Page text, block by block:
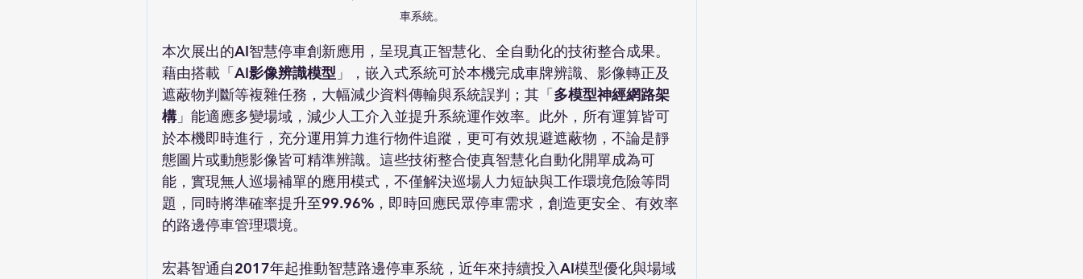
車系統。
本次展出的AI智慧停車創新應用，呈現真正智慧化、全自動化的技術整合成果。
藉由搭載「AI影像辨識模型 」，嵌入式系統可於本機完成車牌辨識、影像轉正及
遮蔽物判斷等複雜任務，大幅減少資料傳輸與系統誤判；其「多模型神經網路架
構」能適應多變場域，減少人工介入並提升系統運作效率。此外，所有運算皆可
於本機即時進行，充分運用算力進行物件追蹤，更可有效規避遮蔽物，不論是靜
態圖片或動態影像皆可精準辨識。這些技術整合使真智慧化自動化開單成為可
能，實現無人巡場補單的應用模式，不僅解決巡場人力短缺與工作環境危險等問
題，同時將準確率提升至99.96%，即時回應民眾停車需求，創造更安全、有效率
的路邊停車管理環境。
宏碁智通自2017年起推動智慧路邊停車系統，近年來持續投入AI模型優化與場域